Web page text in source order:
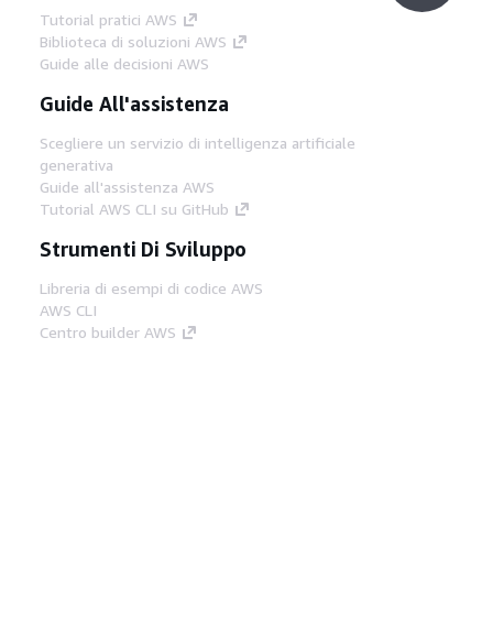
Tutorial pratici AWS
Biblioteca di soluzioni AWS
Guide alle decisioni AWS
Guide All'assistenza
Scegliere un servizio di intelligenza artificiale
generativa
Guide all'assistenza AWS
Tutorial AWS CLI su GitHub
Strumenti Di Sviluppo
Libreria di esempi di codice AWS
AWS CLI
Centro builder AWS